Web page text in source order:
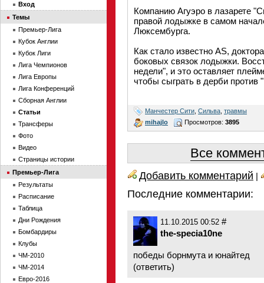
Компанию Агуэро в лазарете
правой лодыжке в самом
Люксембурга.
Как стало известно AS,
боковых связок лодыжки.
недели", и это оставляет
чтобы сыграть в дерби
Манчестер Сити Сильва травмы
mihajlo
Просмотров: 3895
Все
Добавить комментарий |
Последние комментарии:
11.10.2015 00:52 #
the-specia10ne
победы борнмута и юнайтед
(ответить)
Вход
Темы
Премьер-Лига
Кубок Англии
Кубок Лиги
Лига Чемпионов
Лига Европы
Лига Конференций
Сборная Англии
Статьи
Трансферы
Фото
Видео
Страницы истории
Премьер-Лига
Результаты
Расписание
Таблица
Дни Рождения
Бомбардиры
Клубы
ЧМ-2010
ЧМ-2014
Евро-2016